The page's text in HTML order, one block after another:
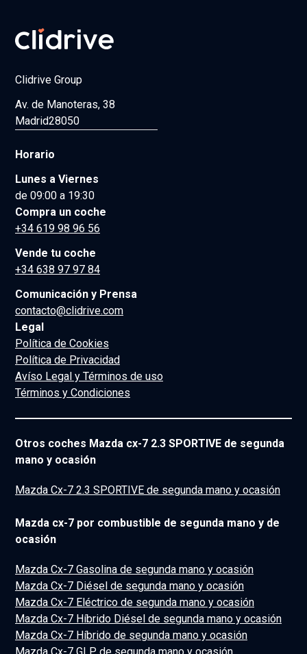
Clidrive Group
Av. de Manoteras, 38
Madrid28050
Horario
Lunes a Viernes
de 09:00 a 19:30
Compra un coche
+34 619 98 96 56
Vende tu coche
+34 638 97 97 84
Comunicación y Prensa
contacto@clidrive.com
Legal
Política de Cookies
Política de Privacidad
Avíso Legal y Términos de uso
Términos y Condiciones
Otros coches Mazda cx-7 2.3 SPORTIVE de segunda
mano y ocasión
Mazda Cx-7 2.3 SPORTIVE de segunda mano y ocasión
Mazda cx-7 por combustible de segunda mano y de
ocasión
Mazda Cx-7 Gasolina de segunda mano y ocasión
Mazda Cx-7 Diésel de segunda mano y ocasión
Mazda Cx-7 Eléctrico de segunda mano y ocasión
Mazda Cx-7 Híbrido Diésel de segunda mano y ocasión
Mazda Cx-7 Híbrido de segunda mano y ocasión